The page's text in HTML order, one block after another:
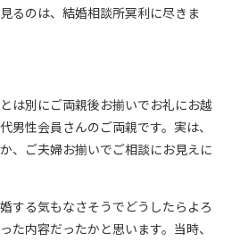
るのは、結婚相談所冥利に尽きま
は別にご両親後お揃いでお礼にお越
男性会員さんのご両親です。実は、
、ご夫婦お揃いでご相談にお見えに
する気もなさそうでどうしたらよろ
た内容だったかと思います。当時、